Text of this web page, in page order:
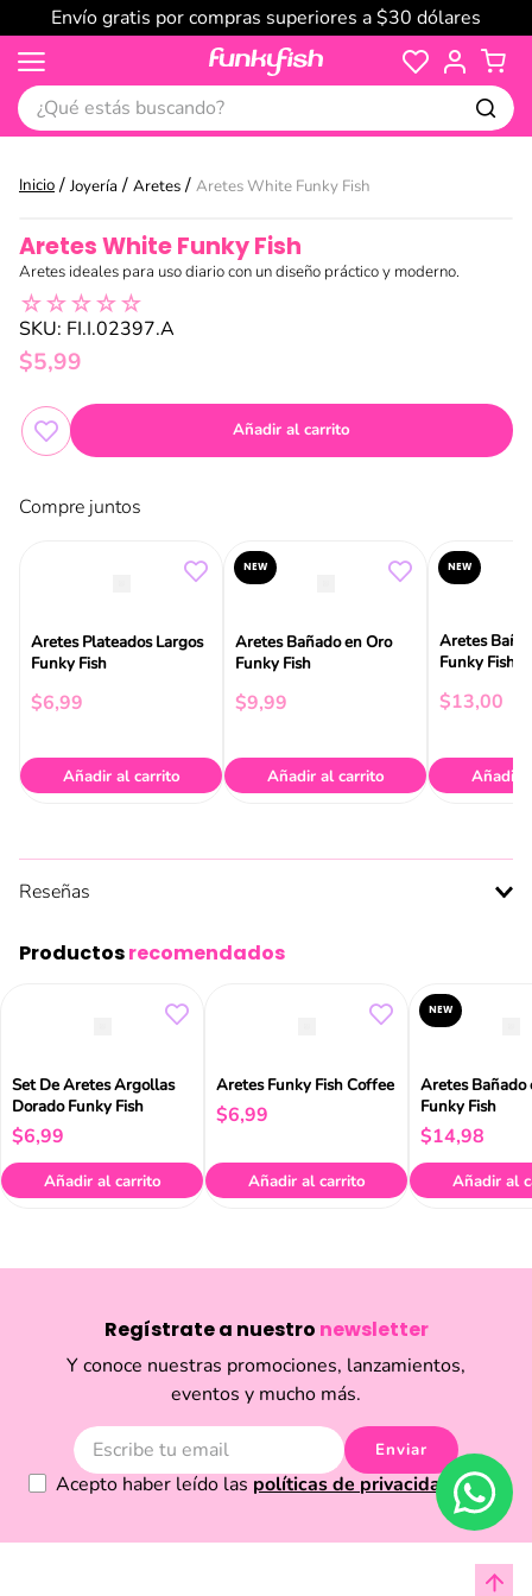
Envío gratis por compras superiores a $30 dólares
¿Qué estás buscando?
Joyería Aretes Aretes White Funky Fish
Aretes White Funky Fish
Aretes ideales para uso diario con un diseño práctico y moderno.
☆☆☆☆☆
SKU: FI.I.02397.A
$5,99
Añadir al carrito
Compre juntos
Aretes Plateados Largos
Funky Fish
$6,99
Añadir al carrito
NEW
Aretes Bañado en Oro
Funky Fish
$9,99
Añadir al carrito
NEW
Aretes
Funky Fish
$13,00
Añadir
Reseñas
Productosrecomendados
Set De Aretes Argollas
Dorado Funky Fish
$6,99
Añadir al carrito
Aretes Funky Fish Coffee
$6,99
Añadir al carrito
NEW
Aretes Bañado
Funky Fish
$14,98
Añadir al
Regístrate a nuestro newsletter
Y conoce nuestras promociones, lanzamientos,
eventos y mucho más.
Enviar
Acepto haber leído las políticas de privacidad.